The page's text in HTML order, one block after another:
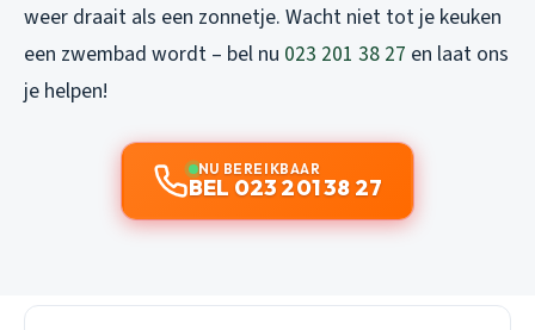
weer draait als een zonnetje. Wacht niet tot je keuken
een zwembad wordt – bel nu 023 201 38 27 en laat ons
je helpen!
NU BEREIKBAAR
BEL 023 201 38 27